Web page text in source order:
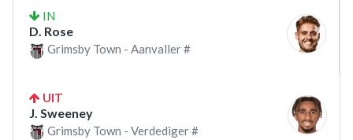
IN
D. Rose
Grimsby Town - Aanvaller #
UIT
J. Sweeney
Grimsby Town - Verdediger #